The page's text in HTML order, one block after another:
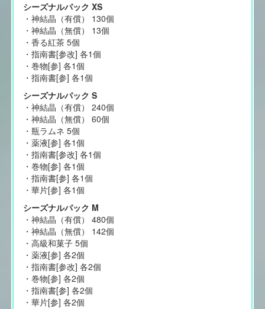
シーズナルパック XS
・神結晶（有償） 130個
・神結晶（無償） 13個
・香る紅茶 5個
・指南書[参改] 各1個
・巻物[参] 各1個
・指南書[参] 各1個
シーズナルパック S
・神結晶（有償） 240個
・神結晶（無償） 60個
・瓶ラムネ 5個
・薬液[参] 各1個
・指南書[参改] 各1個
・巻物[参] 各1個
・指南書[参] 各1個
・華片[参] 各1個
シーズナルパック M
・神結晶（有償） 480個
・神結晶（無償） 142個
・高級和菓子 5個
・薬液[参] 各2個
・指南書[参改] 各2個
・巻物[参] 各2個
・指南書[参] 各2個
・華片[参] 各2個